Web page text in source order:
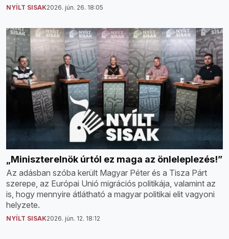
NYÍLT SISAK2026. jún. 26. 18:05
„Miniszterelnök úrtól ez maga az önleleplezés!”
Az adásban szóba került Magyar Péter és a Tisza Párt
szerepe, az Európai Unió migrációs politikája, valamint az
is, hogy mennyire átlátható a magyar politikai elit vagyoni
helyzete.
NYÍLT SISAK2026. jún. 12. 18:12